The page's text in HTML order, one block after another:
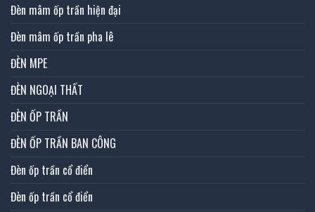
Đèn mâm ốp trần hiện đại
Đèn mâm ốp trần pha lê
ĐÈN MPE
ĐÈN NGOẠI THẤT
ĐÈN ỐP TRẦN
ĐÈN ỐP TRẦN BAN CÔNG
Đèn ốp trần cổ điển
Đèn ốp trần cổ điển